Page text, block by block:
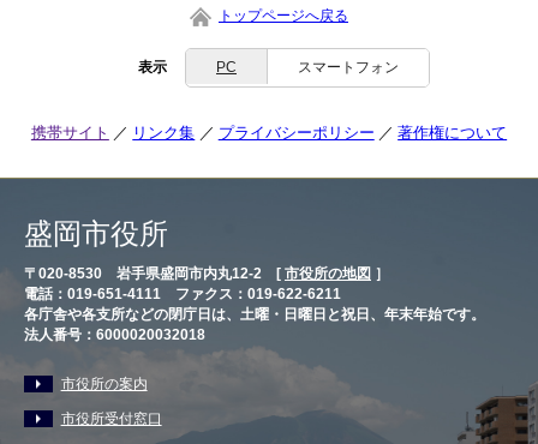
トップページへ戻る
表示 PC スマートフォン
携帯サイト リンク集 プライバシーポリシー 著作権について
盛岡市役所
〒020-8530 岩手県盛岡市内丸12-2 [ 市役所の地図 ］
電話：019-651-4111 ファクス：019-622-6211
各庁舎や各支所などの閉庁日は、土曜・日曜日と祝日、年末年始です。
法人番号：6000020032018
市役所の案内
市役所受付窓口